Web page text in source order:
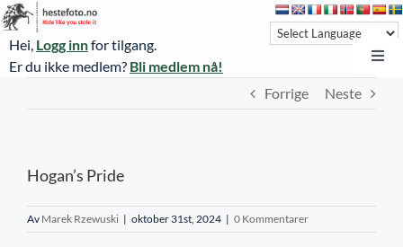
Skip
to
content
Hei, Logg innfor tilgang.
Er du ikke medlem? Bli medlem nå!
Øvrevoll treningsdager
NoARK
Forrige Neste
Hogan’s Pride
Av Marek Rzewuski | oktober 31st, 2024 | 0 Kommentarer